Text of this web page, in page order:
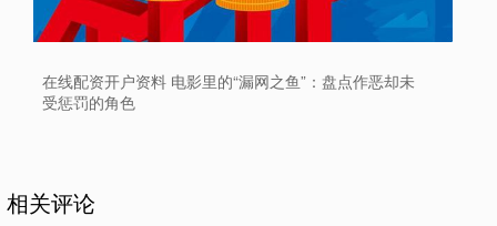
在线配资开户资料 电影里的“漏网之鱼”：盘点作恶却未
受惩罚的角色
相关评论